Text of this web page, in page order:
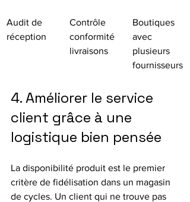
Audit de
réception
Contrôle
conformité
livraisons
Boutiques
avec
plusieurs
fournisseurs
4. Améliorer le service
client grâce à une
logistique bien pensée
La disponibilité produit est le premier
critère de fidélisation dans un magasin
de cycles. Un client qui ne trouve pas